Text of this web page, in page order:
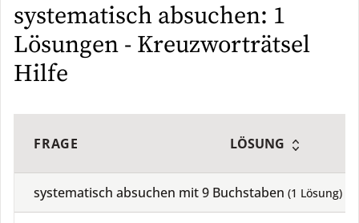
systematisch absuchen: 1
Lösungen - Kreuzworträtsel
Hilfe
FRAGE LÖSUNG
systematisch absuchen mit9 Buchstaben (1 Lösung)